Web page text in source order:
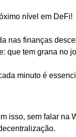
nível em DeFi!
nas finanças
que tem grana no
minuto é
isso, sem falar na